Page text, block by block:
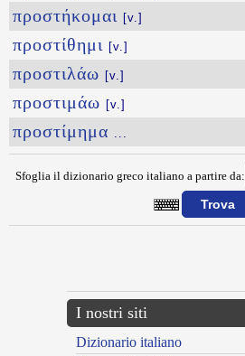
προστήκομαι [v.]
προστίθημι [v.]
προστιλάω [v.]
προστιμάω [v.]
προστίμημα ...
Sfoglia il dizionario greco italiano a partire da:
I nostri siti
Dizionario italiano